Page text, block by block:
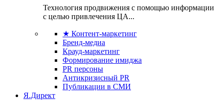
Технология продвижения с помощью информации
с целью привлечения ЦА...
★ Контент-маркетинг
Бренд-медиа
Крауд-маркетинг
Формирование имиджа
PR персоны
Антикризисный PR
Публикации в СМИ
Я.Директ